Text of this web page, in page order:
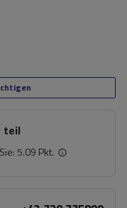
teil
5.09 Pkt.